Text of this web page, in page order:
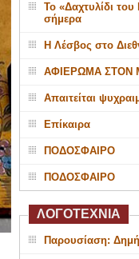
Το «Δαχτυλίδι
σήμερα
Η Λέσβος στο
ΑΦΙΕΡΩΜΑ ΣΤΟΝ
Απαιτείται
Επίκαιρα
ΠΟΔΟΣΦΑΙΡΟ
ΠΟΔΟΣΦΑΙΡΟ
ΛΟΓΟΤΕΧΝΙΑ
Παρουσίαση: